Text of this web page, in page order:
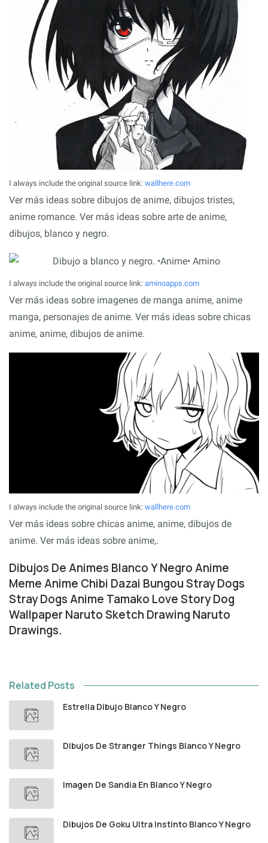
I always include the original source link: wallhere.com
Ver más ideas sobre dibujos de anime, dibujos tristes,
anime romance. Ver más ideas sobre arte de anime,
dibujos, blanco y negro.
I always include the original source link: aminoapps.com
Ver más ideas sobre imagenes de manga anime, anime
manga, personajes de anime. Ver más ideas sobre chicas
anime, anime, dibujos de anime.
I always include the original source link: wallhere.com
Ver más ideas sobre chicas anime, anime, dibujos de
anime. Ver más ideas sobre anime,.
Dibujos De Animes Blanco Y Negro Anime
Meme Anime Chibi Dazai Bungou Stray Dogs
Stray Dogs Anime Tamako Love Story Dog
Wallpaper Naruto Sketch Drawing Naruto
Drawings.
Related Posts
Estrella Dibujo Blanco Y Negro
Dibujos De Stranger Things Blanco Y Negro
Imagen De Sandia En Blanco Y Negro
Dibujos De Goku Ultra Instinto Blanco Y Negro